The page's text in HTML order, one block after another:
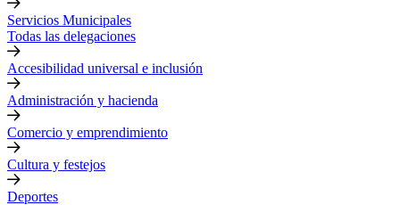
Servicios Municipales
Todas las delegaciones
Accesibilidad universal e inclusión
Administración y hacienda
Comercio y emprendimiento
Cultura y festejos
Deportes